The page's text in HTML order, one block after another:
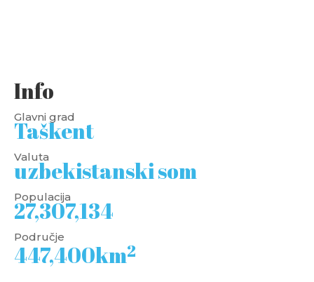
Info
Glavni grad
Taškent
Valuta
uzbekistanski som
Populacija
27,307,134
Područje
447,400km2